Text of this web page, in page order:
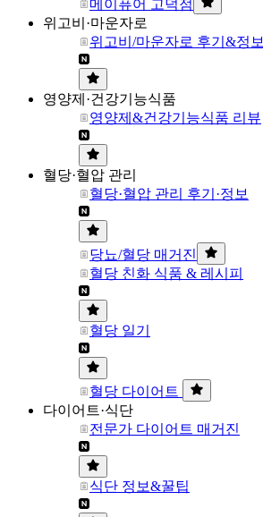
메이퓨어 고덕점
위고비·마운자로
위고비/마운자로 후기&정보
영양제·건강기능식품
영양제&건강기능식품 리뷰
혈당·혈압 관리
혈당·혈압 관리 후기·정보
당뇨/혈당 매거진
혈당 친화 식품 & 레시피
혈당 일기
혈당 다이어트
다이어트·식단
전문가 다이어트 매거진
식단 정보&꿀팁